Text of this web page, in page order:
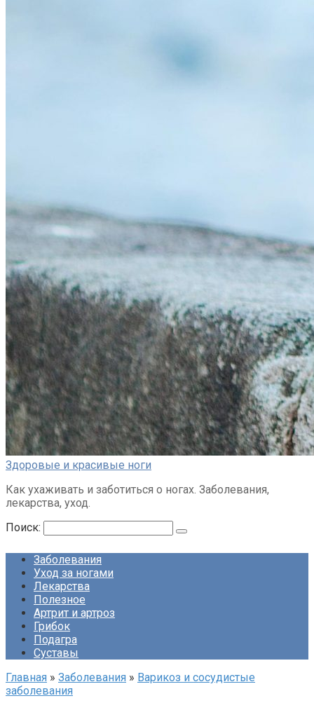
Здоровые и красивые ноги
Как ухаживать и заботиться о ногах. Заболевания,
лекарства, уход.
Поиск:
Заболевания
Уход за ногами
Лекарства
Полезное
Артрит и артроз
Грибок
Подагра
Суставы
Главная » Заболевания » Варикоз и сосудистые
заболевания